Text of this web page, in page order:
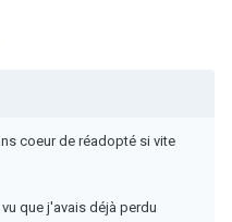
coeur de réadopté si vite
que j'avais déjà perdu